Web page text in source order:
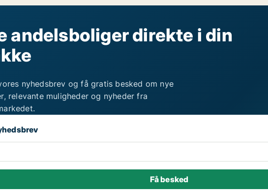
andelsboliger direkte i din
nyhedsbrev og få gratis besked om nye
relevante muligheder og nyheder fra